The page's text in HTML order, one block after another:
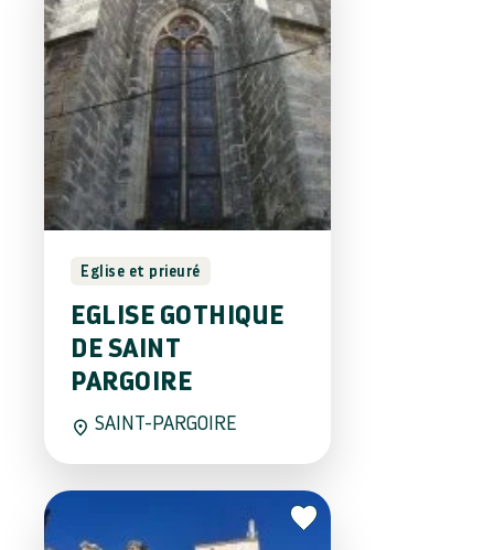
Eglise et prieuré
EGLISE GOTHIQUE
DE SAINT
PARGOIRE
SAINT-PARGOIRE